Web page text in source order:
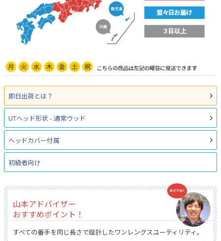
即日出荷とは？
UTヘッド形状 - 通常ウッド
ヘッドカバー付属
初級者向け
山本アドバイザー
おすすめポイント！
すべての番手を同じ長さで設計したワンレングスユーティリティ。